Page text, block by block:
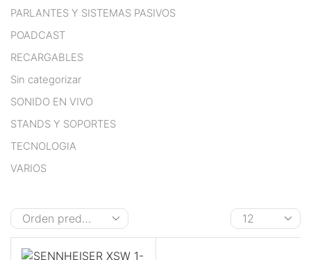
panel
panel
panel
panel
panel
panel
panel
PARLANTES Y SISTEMAS PASIVOS
POADCAST
RECARGABLES
Sin categorizar
SONIDO EN VIVO
STANDS Y SOPORTES
TECNOLOGIA
VARIOS